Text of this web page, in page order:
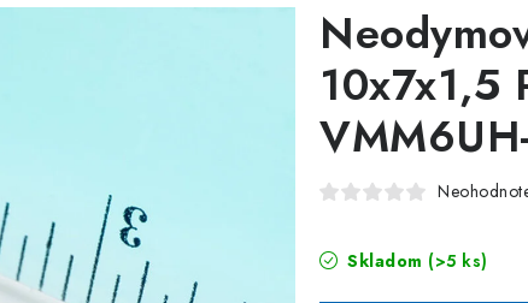
10x7x1,5
Skladom (>5 ks)